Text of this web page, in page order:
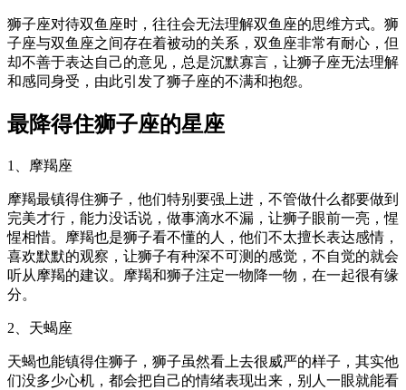
狮子座对待双鱼座时，往往会无法理解双鱼座的思维方式。狮
子座与双鱼座之间存在着被动的关系，双鱼座非常有耐心，但
却不善于表达自己的意见，总是沉默寡言，让狮子座无法理解
和感同身受，由此引发了狮子座的不满和抱怨。
最降得住狮子座的星座
1、摩羯座
摩羯最镇得住狮子，他们特别要强上进，不管做什么都要做到
完美才行，能力没话说，做事滴水不漏，让狮子眼前一亮，惺
惺相惜。摩羯也是狮子看不懂的人，他们不太擅长表达感情，
喜欢默默的观察，让狮子有种深不可测的感觉，不自觉的就会
听从摩羯的建议。摩羯和狮子注定一物降一物，在一起很有缘
分。
2、天蝎座
天蝎也能镇得住狮子，狮子虽然看上去很威严的样子，其实他
们没多少心机，都会把自己的情绪表现出来，别人一眼就能看